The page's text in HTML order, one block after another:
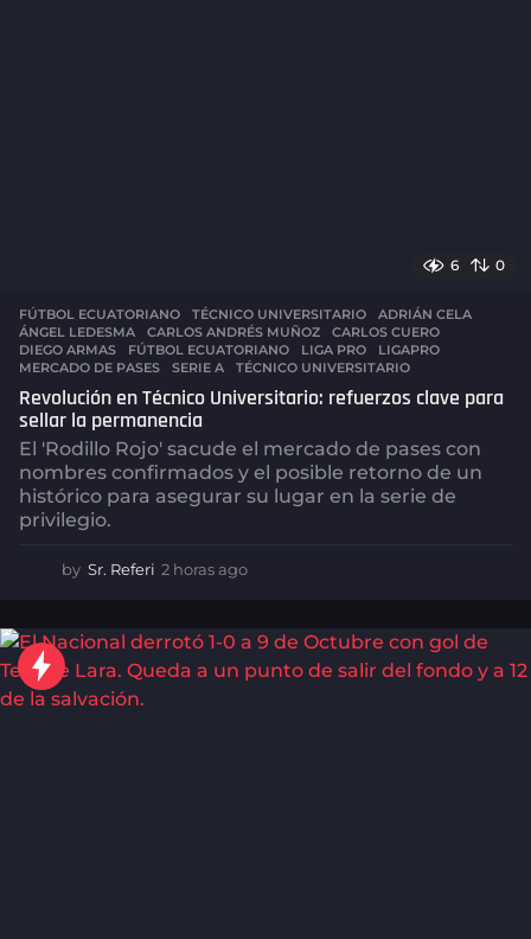
6 0
FÚTBOL ECUATORIANO ,TÉCNICO UNIVERSITARIO ADRIÁN CELA
ÁNGEL LEDESMA
,CARLOS ANDRÉS MUÑOZ ,CARLOS CUERO
DIEGO ARMAS
,FÚTBOL ECUATORIANO ,LIGA PRO ,LIGAPRO
MERCADO DE PASES
,SERIE A ,TÉCNICO UNIVERSITARIO
Revolución en Técnico Universitario: refuerzos clave para
sellar la permanencia
El 'Rodillo Rojo' sacude el mercado de pases con
nombres confirmados y el posible retorno de un
histórico para asegurar su lugar en la serie de
privilegio.
by Sr. Referi 2 horas ago
r
s